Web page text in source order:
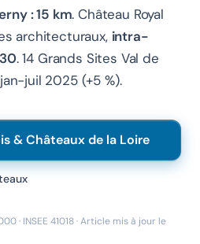
: 15 km. Château Royal
architecturaux, intra-
. 14 Grands Sites Val de
jan-juil 2025 (+5 %).
& Châteaux de la Loire
· INSEE 41018 · Article mis à jour le